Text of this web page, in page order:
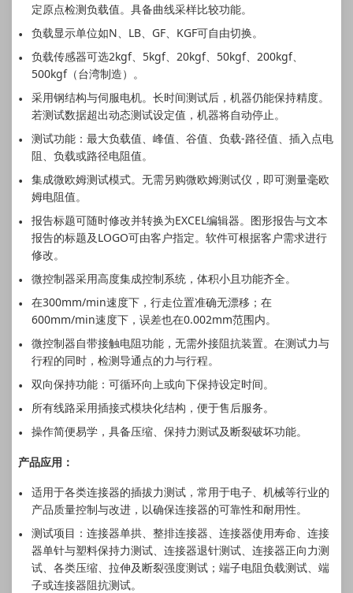
定原点检测负载值。具备曲线采样比较功能。
负载显示单位如N、LB、GF、KGF可自由切换。
负载传感器可选2kgf、5kgf、20kgf、50kgf、200kgf、
500kgf（台湾制造）。
采用钢结构与伺服电机。长时间测试后，机器仍能保持精度。
若测试数据超出动态测试设定值，机器将自动停止。
测试功能：最大负载值、峰值、谷值、负载-路径值、插入点电
阻、负载或路径电阻值。
集成微欧姆测试模式。无需另购微欧姆测试仪，即可测量毫欧
姆电阻值。
报告标题可随时修改并转换为EXCEL编辑器。图形报告与文本
报告的标题及LOGO可由客户指定。软件可根据客户需求进行
修改。
微控制器采用高度集成控制系统，体积小且功能齐全。
在300mm/min速度下，行走位置准确无漂移；在
600mm/min速度下，误差也在0.002mm范围内。
微控制器自带接触电阻功能，无需外接阻抗装置。在测试力与
行程的同时，检测导通点的力与行程。
双向保持功能：可循环向上或向下保持设定时间。
所有线路采用插接式模块化结构，便于售后服务。
操作简便易学，具备压缩、保持力测试及断裂破坏功能。
产品应用：
适用于各类连接器的插拔力测试，常用于电子、机械等行业的
产品质量控制与改进，以确保连接器的可靠性和耐用性。
测试项目：连接器单拱、整排连接器、连接器使用寿命、连接
器单针与塑料保持力测试、连接器退针测试、连接器正向力测
试、各类压缩、拉伸及断裂强度测试；端子电阻负载测试、端
子或连接器阻抗测试。